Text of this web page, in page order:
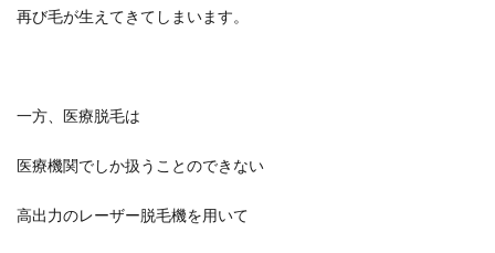
再び毛が生えてきてしまいます。
一方、医療脱毛は
医療機関でしか扱うことのできない
高出力のレーザー脱毛機を用いて